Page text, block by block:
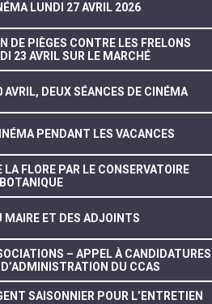
LUNDI 27 AVRIL 2026
DE PIÈGES CONTRE LES FRELONS
23 AVRIL SUR LE MARCHÉ
DEUX SÉANCES DE CINÉMA
PENDANT LES VACANCES
FLORE PAR LE CONSERVATOIRE
BOTANIQUE
MAIRE ET DES ADJOINTS
– APPEL À CANDIDATURES
DU CCAS
SAISONNIER POUR L’ENTRETIEN